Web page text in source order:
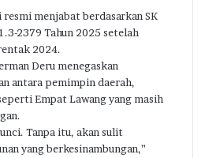
resmi menjabat berdasarkan SK
2379 Tahun 2025 setelah
2024.
Deru menegaskan
antara pemimpin daerah,
Empat Lawang yang masih
Tanpa itu, akan sulit
yang berkesinambungan,”